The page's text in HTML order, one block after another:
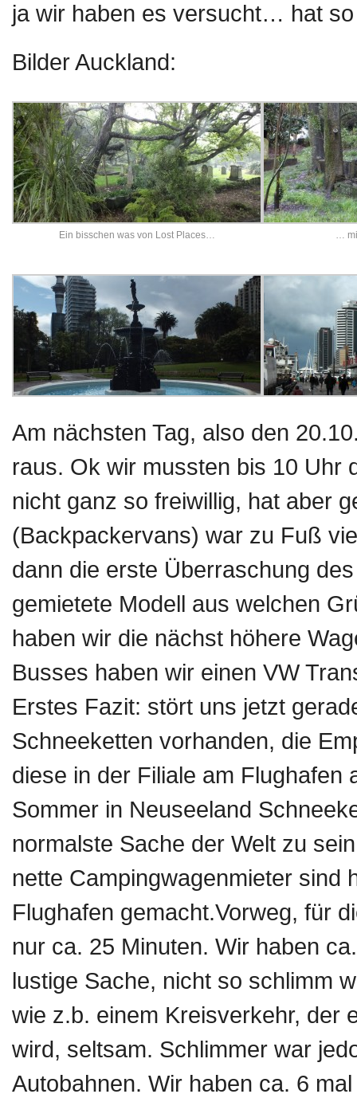
ja wir haben es versucht… hat
Bilder Auckland:
Ein bisschen was von Lost Places… …
Am nächsten Tag, also den
raus. Ok wir mussten bis 10 Uhr
nicht ganz so freiwillig, hat aber
(Backpackervans) war zu Fuß
dann die erste Überraschung
gemietete Modell aus welchen
haben wir die nächst höhere
Busses haben wir einen VW
Erstes Fazit: stört uns jetzt
Schneeketten vorhanden, die
diese in der Filiale am Flughafen
Sommer in Neuseeland
normalste Sache der Welt zu
nette Campingwagenmieter sind
Flughafen gemacht.Vorweg, für
nur ca. 25 Minuten. Wir haben
lustige Sache, nicht so schlimm
wie z.b. einem Kreisverkehr, der
wird, seltsam. Schlimmer war
Autobahnen. Wir haben ca. 6